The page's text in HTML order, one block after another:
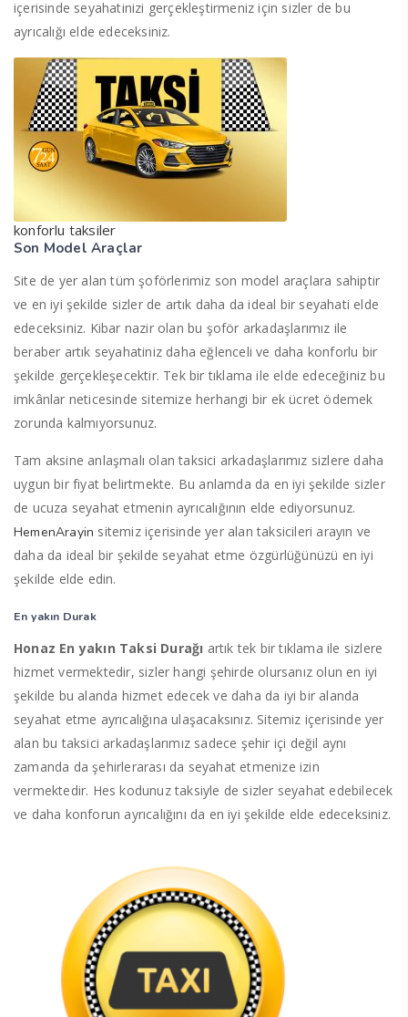
içerisinde seyahatinizi gerçekleştirmeniz için sizler de bu
ayrıcalığı elde edeceksiniz.
konforlu taksiler
Son Model Araçlar
Site de yer alan tüm şoförlerimiz son model araçlara sahiptir
ve en iyi şekilde sizler de artık daha da ideal bir seyahati elde
edeceksiniz. Kibar nazir olan bu şoför arkadaşlarımız ile
beraber artık seyahatiniz daha eğlenceli ve daha konforlu bir
şekilde gerçekleşecektir. Tek bir tıklama ile elde edeceğiniz bu
imkânlar neticesinde sitemize herhangi bir ek ücret ödemek
zorunda kalmıyorsunuz.
Tam aksine anlaşmalı olan taksici arkadaşlarımız sizlere daha
uygun bir fiyat belirtmekte. Bu anlamda da en iyi şekilde sizler
de ucuza seyahat etmenin ayrıcalığının elde ediyorsunuz.
HemenArayin sitemiz içerisinde yer alan taksicileri arayın ve
daha da ideal bir şekilde seyahat etme özgürlüğünüzü en iyi
şekilde elde edin.
En yakın Durak
Honaz En yakın Taksi Durağı artık tek bir tıklama ile sizlere
hizmet vermektedir, sizler hangi şehirde olursanız olun en iyi
şekilde bu alanda hizmet edecek ve daha da iyi bir alanda
seyahat etme ayrıcalığına ulaşacaksınız. Sitemiz içerisinde yer
alan bu taksici arkadaşlarımız sadece şehir içi değil aynı
zamanda da şehirlerarası da seyahat etmenize izin
vermektedir. Hes kodunuz taksiyle de sizler seyahat edebilecek
ve daha konforun ayrıcalığını da en iyi şekilde elde edeceksiniz.